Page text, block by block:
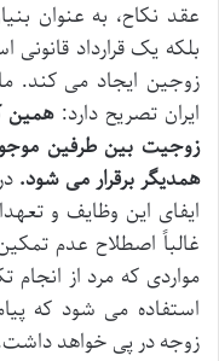
عقد نکاح، به عنوان
بلکه یک قرارداد
ایران تصریح دارد:همین
زوجیت بین طرفین
همدیگر برقرار می شود.
ایفای این وظایف و
غالباً اصطلاح عدم
مواردی که مرد از انجام
استفاده می شود که
زوجه در پی خواهد